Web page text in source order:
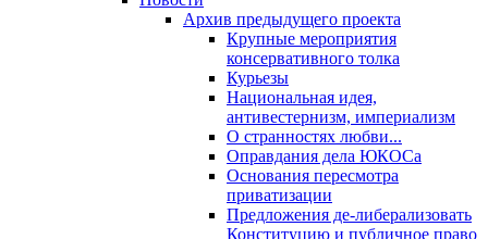
Архив предыдущего проекта
Крупные мероприятия
консервативного толка
Курьезы
Национальная идея,
антивестернизм, империализм
О странностях любви...
Оправдания дела ЮКОСа
Основания пересмотра
приватизации
Предложения де-либерализовать
Конституцию и публичное право